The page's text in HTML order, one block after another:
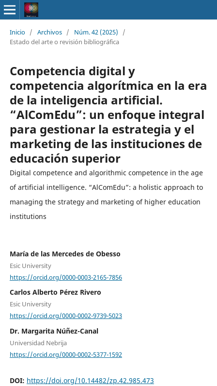
Inicio / Archivos / Núm. 42 (2025)
/
Estado del arte o revisión bibliográfica
Competencia digital y
competencia algorítmica en la era
de la inteligencia artificial.
“AlComEdu”: un enfoque integral
para gestionar la estrategia y el
marketing de las instituciones de
educación superior
Digital competence and algorithmic competence in the age
of artificial intelligence. “AlComEdu”: a holistic approach to
managing the strategy and marketing of higher education
institutions
María de las Mercedes de Obesso
Esic University
https://orcid.org/0000-0003-2165-7856
Carlos Alberto Pérez Rivero
Esic University
https://orcid.org/0000-0002-9739-5023
Dr. Margarita Núñez-Canal
Universidad Nebrija
https://orcid.org/0000-0002-5377-1592
DOI: https://doi.org/10.14482/zp.42.985.473